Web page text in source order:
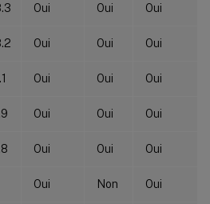
Oui Oui Oui
Oui Oui Oui
Oui Oui Oui
Oui Oui Oui
Oui Oui Oui
Oui Non Oui